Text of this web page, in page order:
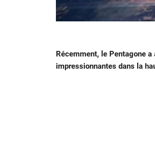
Récemment, le Pentagone
impressionnantes dans la